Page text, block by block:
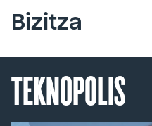
Bizitza
TEKNOPOLIS